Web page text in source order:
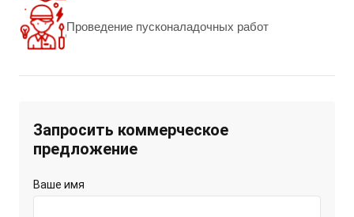
Проведение пусконаладочных работ
Запросить коммерческое
предложение
Ваше имя